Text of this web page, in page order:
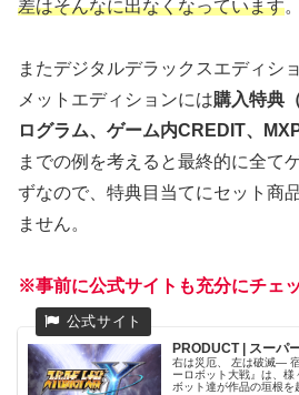
差はそんなに出なくなっています。
またデジタルデラックスエディシ
メットエディションには購入特典
ログラム、ゲーム内CREDIT、MXP
までの例を考えると最終的に全て
ずなので、特典目当てにセット商
ません。
※事前に公式サイトも充分にチェ
PRODUCT | スーパ
右は災厄、 左は破滅―
ーロボット大戦』は、様
ボット達が作品の垣根を